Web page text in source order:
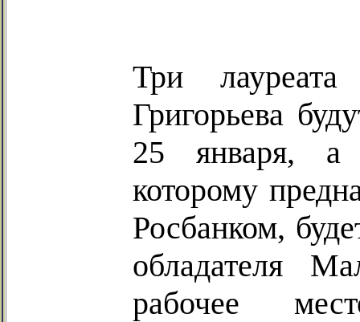
Три
Григорьева
25 января, а
которому
Росбанком,
обладателя
рабочее